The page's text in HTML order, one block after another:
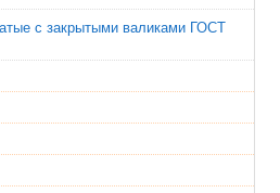
с закрытыми валиками ГОСТ